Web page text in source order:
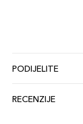
PODIJELITE
RECENZIJE